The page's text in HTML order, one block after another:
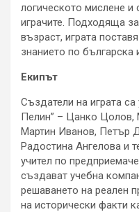
логическото мислене и
играчите. Подходяща
възраст, играта
знанието по българска
Екипът
Създатели на играта са
Пелин” – Цанко Цолов,
Мартин Иванов, Петър
Радостина Ангелова и
учител по
създават учебна
решаването на реален
на исторически факти